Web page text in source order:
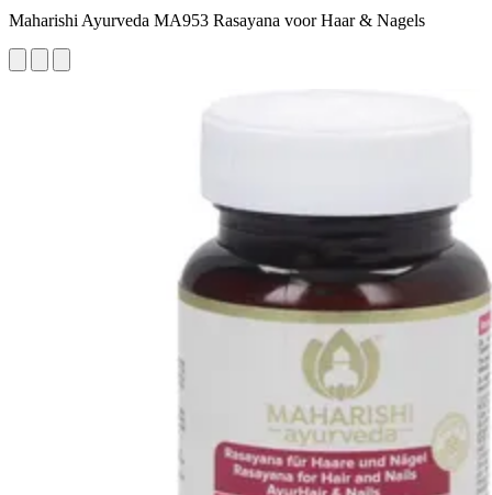
Maharishi Ayurveda MA953 Rasayana voor Haar & Nagels